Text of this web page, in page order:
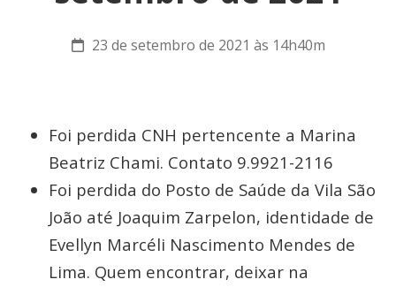
23 de setembro de 2021 às 14h40m
Foi perdida CNH pertencente a Marina
Beatriz Chami. Contato 9.9921-2116
Foi perdida do Posto de Saúde da Vila São
João até Joaquim Zarpelon, identidade de
Evellyn Marcéli Nascimento Mendes de
Lima. Quem encontrar, deixar na